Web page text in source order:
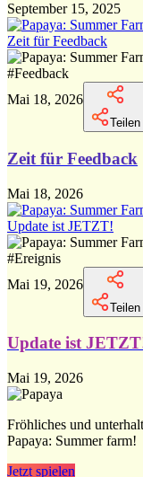
September 15, 2025
Zeit für Feedback
#Feedback
Mai 18, 2026
Teilen
Zeit für Feedback
Mai 18, 2026
Update ist JETZT!
#Ereignis
Mai 19, 2026
Teilen
Update ist
Mai 19, 2026
Fröhliches und
Papaya: Summer farm!
Jetzt spielen